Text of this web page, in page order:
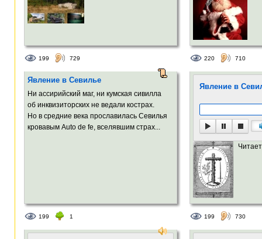
199 729 220 710
Явление в Севилье
Ни ассирийский маг, ни кумская сивилла
об инквизиторских не ведали кострах.
Но в средние века прославилась Севилья
кровавым Auto de fe, вселявшим страх...
199 1
Явление в
199 730